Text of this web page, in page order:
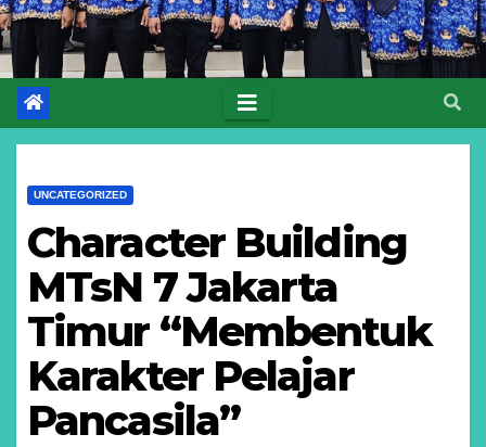
UNCATEGORIZED
Character Building
MTsN 7 Jakarta
Timur “Membentuk
Karakter Pelajar
Pancasila”